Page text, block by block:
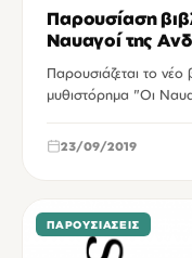
Παρουσίαση
Ναυαγοί της
Παρουσιάζεται το
μυθιστόρημα "Οι
23/09/2019
ΠΑΡΟΥΣΙΆΣΕΙΣ